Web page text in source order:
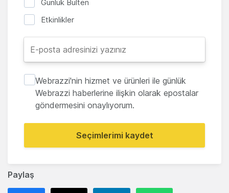
Paylaş
Günlük Bülten
Etkinlikler
Webrazzi'nin hizmet ve ürünleri ile günlük
Webrazzi haberlerine ilişkin olarak epostalar
göndermesini onaylıyorum.
Seçimlerimi kaydet